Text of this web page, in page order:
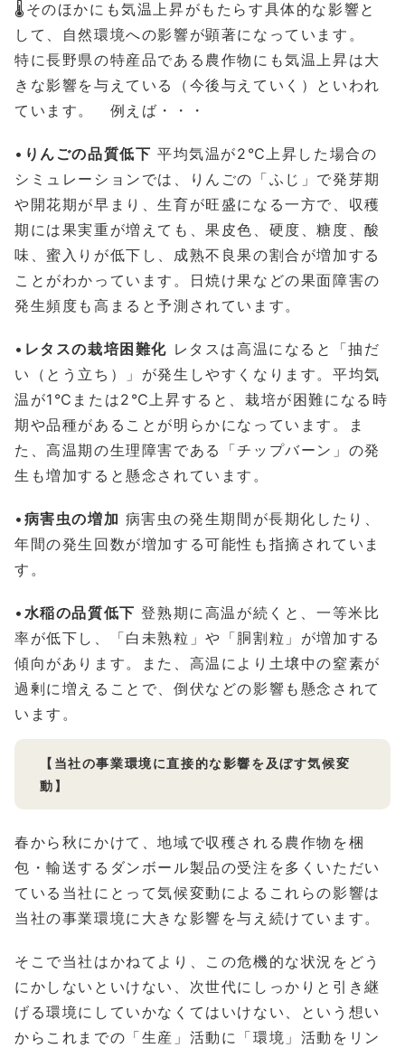
🌡️そのほかにも気温上昇がもたらす具体的な影響と
して、自然環境への影響が顕著になっています。
特に長野県の特産品である農作物にも気温上昇は大
きな影響を与えている（今後与えていく）といわれ
ています。 例えば・・・
• りんごの品質低下 平均気温が2℃上昇した場合の
シミュレーションでは、りんごの「ふじ」で発芽期
や開花期が早まり、生育が旺盛になる一方で、収穫
期には果実重が増えても、果皮色、硬度、糖度、酸
味、蜜入りが低下し、成熟不良果の割合が増加する
ことがわかっています。日焼け果などの果面障害の
発生頻度も高まると予測されています。
• レタスの栽培困難化 レタスは高温になると「抽だ
い（とう立ち）」が発生しやすくなります。平均気
温が1℃または2℃上昇すると、栽培が困難になる時
期や品種があることが明らかになっています。ま
た、高温期の生理障害である「チップバーン」の発
生も増加すると懸念されています。
• 病害虫の増加 病害虫の発生期間が長期化したり、
年間の発生回数が増加する可能性も指摘されていま
す。
• 水稲の品質低下 登熟期に高温が続くと、一等米比
率が低下し、「白未熟粒」や「胴割粒」が増加する
傾向があります。また、高温により土壌中の窒素が
過剰に増えることで、倒伏などの影響も懸念されて
います。
【当社の事業環境に直接的な影響を及ぼす気候変
動】
春から秋にかけて、地域で収穫される農作物を梱
包・輸送するダンボール製品の受注を多くいただい
ている当社にとって気候変動によるこれらの影響は
当社の事業環境に大きな影響を与え続けています。
そこで当社はかねてより、この危機的な状況をどう
にかしないといけない、次世代にしっかりと引き継
げる環境にしていかなくてはいけない、という想い
からこれまでの「生産」活動に「環境」活動をリン